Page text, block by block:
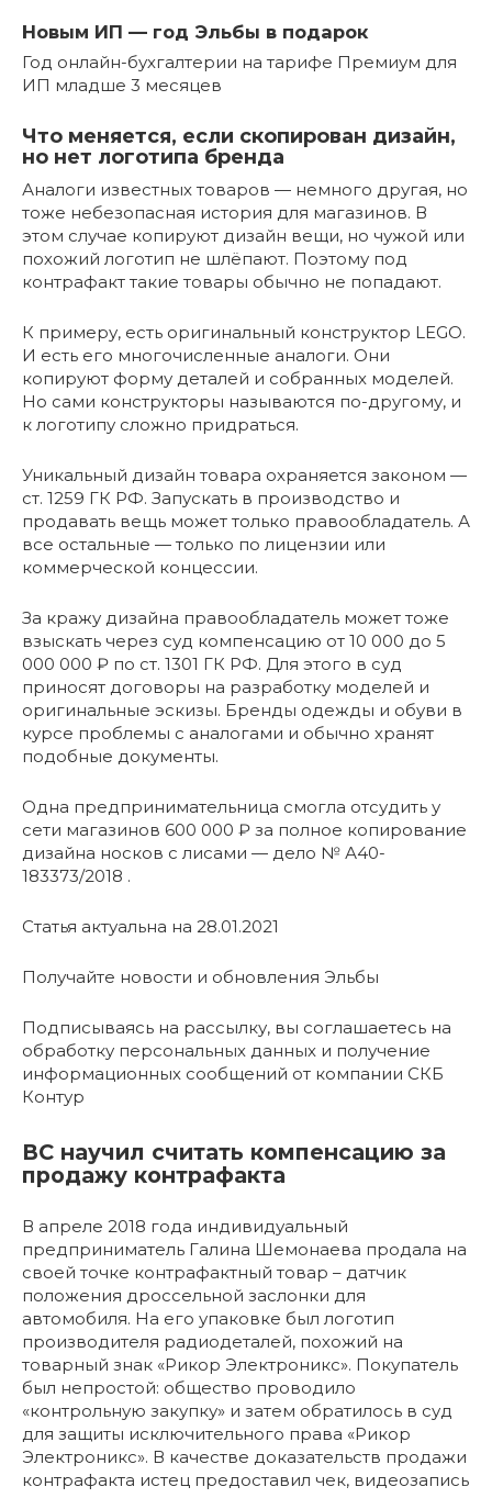
Новым ИП — год Эльбы в подарок
Год онлайн-бухгалтерии на тарифе Премиум для
ИП младше 3 месяцев
Что меняется, если скопирован дизайн,
но нет логотипа бренда
Аналоги известных товаров — немного другая, но
тоже небезопасная история для магазинов. В
этом случае копируют дизайн вещи, но чужой или
похожий логотип не шлёпают. Поэтому под
контрафакт такие товары обычно не попадают.
К примеру, есть оригинальный конструктор LEGO.
И есть его многочисленные аналоги. Они
копируют форму деталей и собранных моделей.
Но сами конструкторы называются по-другому, и
к логотипу сложно придраться.
Уникальный дизайн товара охраняется законом —
ст. 1259 ГК РФ. Запускать в производство и
продавать вещь может только правообладатель. А
все остальные — только по лицензии или
коммерческой концессии.
За кражу дизайна правообладатель может тоже
взыскать через суд компенсацию от 10 000 до 5
000 000 ₽ по ст. 1301 ГК РФ. Для этого в суд
приносят договоры на разработку моделей и
оригинальные эскизы. Бренды одежды и обуви в
курсе проблемы с аналогами и обычно хранят
подобные документы.
Одна предпринимательница смогла отсудить у
сети магазинов 600 000 ₽ за полное копирование
дизайна носков с лисами — дело № А40-
183373/2018 .
Статья актуальна на 28.01.2021
Получайте новости и обновления Эльбы
Подписываясь на рассылку, вы соглашаетесь на
обработку персональных данных и получение
информационных сообщений от компании СКБ
Контур
ВС научил считать компенсацию за
продажу контрафакта
В апреле 2018 года индивидуальный
предприниматель Галина Шемонаева продала на
своей точке контрафактный товар – датчик
положения дроссельной заслонки для
автомобиля. На его упаковке был логотип
производителя радиодеталей, похожий на
товарный знак «Рикор Электроникс». Покупатель
был непростой: общество проводило
«контрольную закупку» и затем обратилось в суд
для защиты исключительного права «Рикор
Электроникс». В качестве доказательств продажи
контрафакта истец предоставил чек, видеозапись